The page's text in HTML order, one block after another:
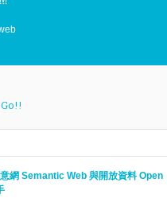
網 Semantic Web 與開放資料 Open